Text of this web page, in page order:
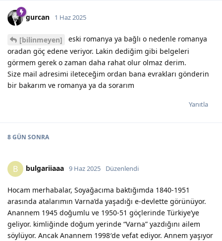
gurcan 1 Haz 2025
[bilinmeyen]
eski romanya ya bağlı o nedenle romanya
oradan göç edene veriyor. Lakin dediğim gibi belgeleri
görmem gerek o zaman daha rahat olur olmaz derim.
Size mail adresimi ileteceğim ordan bana evrakları gönderin
bir bakarım ve romanya ya da sorarım
Yanıtla
8 GÜN SONRA
B bulgariiaaa 9 Haz 2025 Düzenlendi
Hocam merhabalar, Soyağacıma baktığımda 1840-1951
arasında atalarımın Varna’da yaşadığı e-devlette görünüyor.
Anannem 1945 doğumlu ve 1950-51 göçlerinde Türkiye’ye
geliyor. kimliğinde doğum yerinde “Varna” yazdığını ailem
söylüyor. Ancak Anannem 1998′de vefat ediyor. Annem yaşıyor